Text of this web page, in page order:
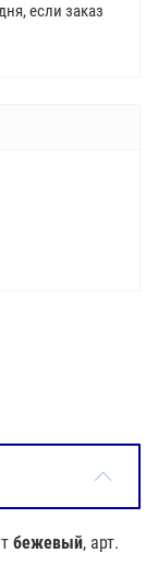
если заказ
бежевый, арт.